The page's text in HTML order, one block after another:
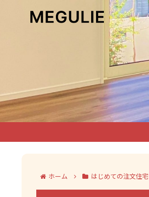
ホーム はじめての注文住